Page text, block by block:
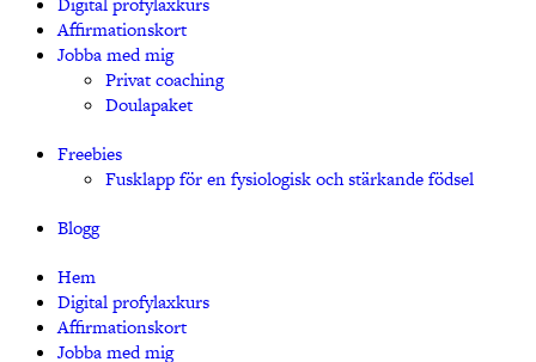
Affirmationskort
Jobba med mig
Privat coaching
Doulapaket
Freebies
Fusklapp för en fysiologisk och stärkande födsel
Blogg
Hem
Digital profylaxkurs
Affirmationskort
Jobba med mig